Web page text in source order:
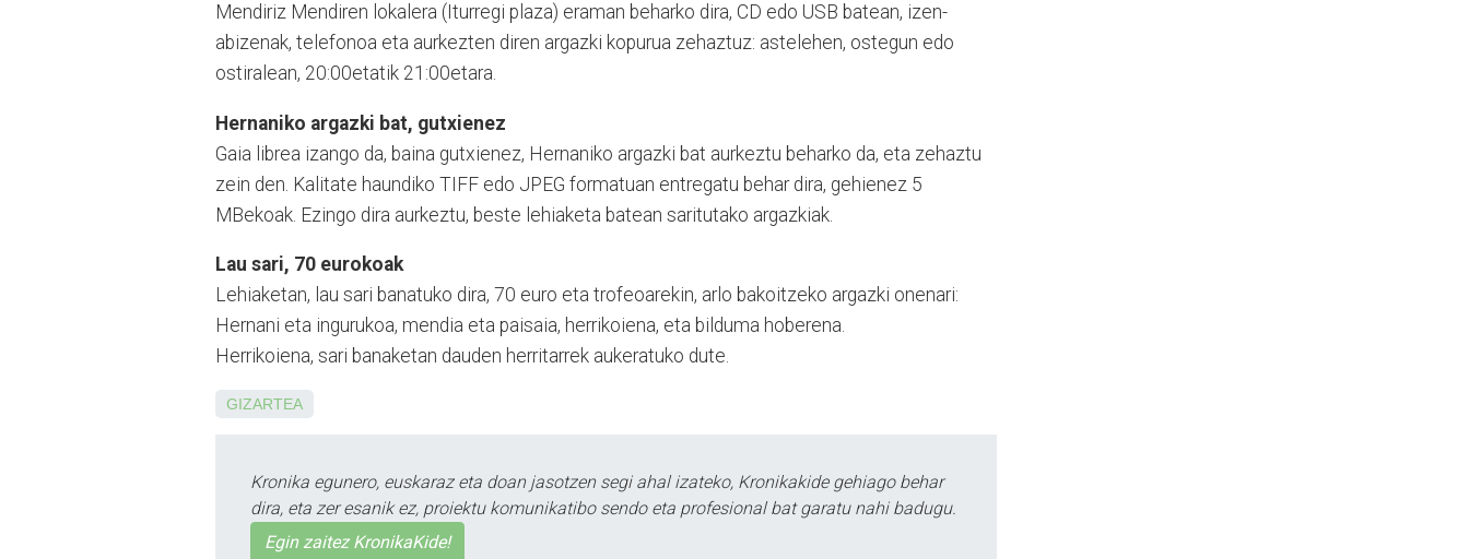
Mendiriz Mendiren lokalera (Iturregi plaza) eraman be­har­ko dira, CD edo USB batean, izen-
abizenak, telefonoa eta aurkezten diren argazki kopurua zehaztuz: astelehen, ostegun edo
ostiralean, 20:00etatik 21:00etara.
Hernaniko argazki bat, gutxienez
Gaia librea izango da, baina gutxienez, Hernaniko argazki bat aurkeztu beharko da, eta zehaztu
zein den. Kalitate haundiko TIFF edo JPEG formatuan entregatu behar dira, gehienez 5
MBekoak. Ezingo dira aurkeztu, beste lehiaketa batean saritutako argazkiak.
Lau sari, 70 eurokoak
Lehiaketan, lau sari banatuko dira, 70 euro eta trofeoarekin, arlo bakoitzeko argazki onenari:
Hernani eta ingurukoa, mendia eta paisaia, herrikoiena, eta bilduma hoberena.
Herrikoiena, sari banaketan dauden herritarrek aukeratuko dute.
GIZARTEA
Kronika egunero, euskaraz eta doan jasotzen segi ahal izateko, Kronikakide gehiago behar
dira, eta zer esanik ez, proiektu komunikatibo sendo eta profesional bat garatu nahi badugu.
Egin zaitez KronikaKide!